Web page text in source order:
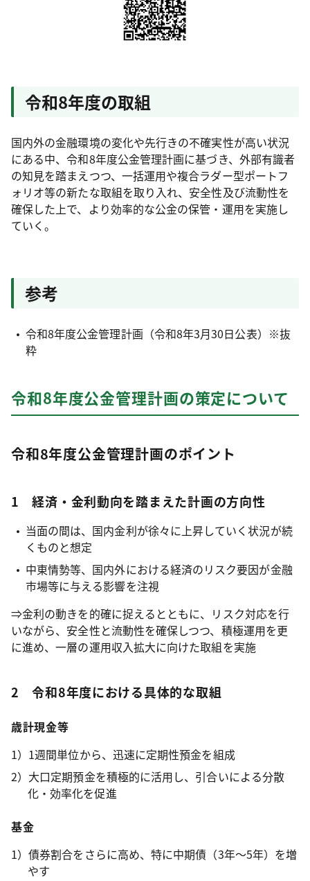
令和8年度の取組
国内外の金融環境の変化や先行きの不確実性が高い状況
にある中、令和8年度公金管理計画に基づき、外部有識者
の知見を踏まえつつ、一括運用や複合ラダー型ポートフ
ォリオ等の新たな取組を取り入れ、安全性及び流動性を
確保した上で、より効率的な公金の保管・運用を実施し
ていく。
参考
令和8年度公金管理計画（令和8年3月30日公表）※抜
粋
令和8年度公金管理計画の策定について
令和8年度公金管理計画のポイント
1 経済・金利動向を踏まえた計画の方向性
当面の間は、国内金利が徐々に上昇していく状況が続
くものと想定
中東情勢等、国内外における経済のリスク要因が金融
市場等に与える影響を注視
⇒金利の動きを的確に捉えるとともに、リスク対応を行
いながら、安全性と流動性を確保しつつ、積極運用を更
に進め、一層の運用収入拡大に向けた取組を実施
2 令和8年度における具体的な取組
歳計現金等
1）1週間単位から、迅速に定期性預金を組成
2）大口定期預金を積極的に活用し、引合いによる分散
化・効率化を促進
基金
1）債券割合をさらに高め、特に中期債（3年～5年）を増
やす